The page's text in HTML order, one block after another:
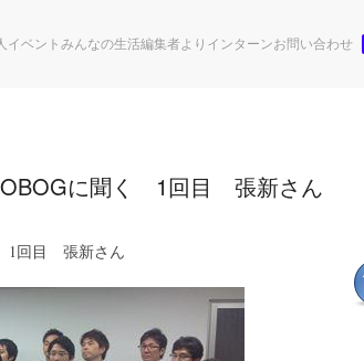
イベント みんなの生活編集者より インターンお問い合わせ
OBOGに聞く 1回目 張新さん
1回目 張新さん